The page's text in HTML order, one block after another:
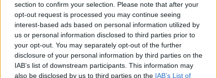
section to confirm your selection. Please note that after your
opt-out request is processed you may continue seeing
interest-based ads based on personal information utilized by
us or personal information disclosed to third parties prior to
your opt-out. You may separately opt-out of the further
disclosure of your personal information by third parties on the
IAB’s list of downstream participants. This information may
also be disclosed by us to third parties on the IAB’s List of
Ako pripraviť krém do
veterníkov: Tento je lepší
ako z cukrárne